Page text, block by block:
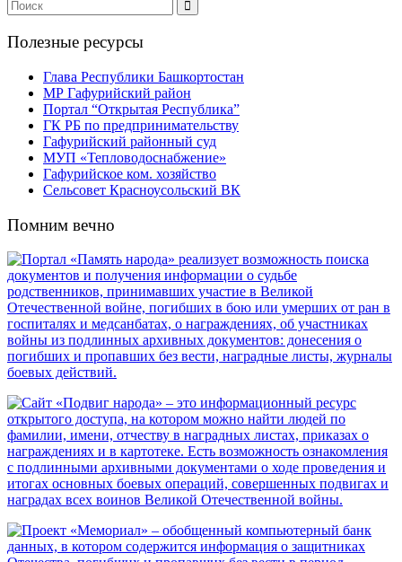
Полезные ресурсы
Глава Республики Башкортостан
МР Гафурийский район
Портал “Открытая Республика”
ГК РБ по предпринимательству
Гафурийский районный суд
МУП «Тепловодоснабжение»
Гафурийское ком. хозяйство
Сельсовет Красноусольский ВК
Помним вечно